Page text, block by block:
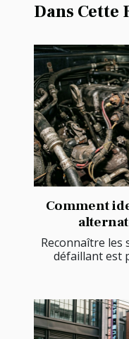
Dans Cette
Comment
Reconnaître les
défaillant est